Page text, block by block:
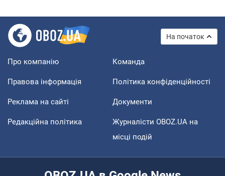
На початок
Про компанію Команда
Правова інформація Політика конфіденційності
Реклама на сайті Документи
Редакційна політика
Журналісти OBOZ.UA на
місці подій